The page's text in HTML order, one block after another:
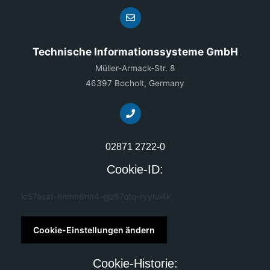
Technische Informationssysteme GmbH
Müller-Armack-Str. 8
46397 Bocholt, Germany
02871 2722-0
Cookie-ID:
lc57asat-hnmn6nh4-gjz67qtq-ryylui4k
Cookie-Einstellungen ändern
Cookie-Historie: